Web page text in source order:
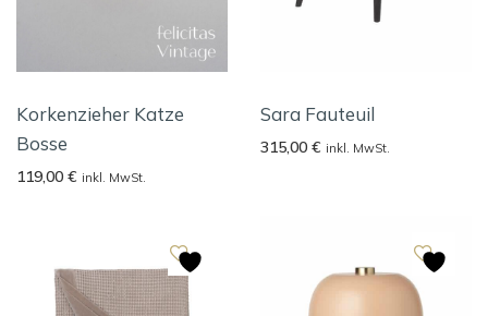
Korkenzieher Katze
Bosse
119,00 € inkl. MwSt.
Sara Fauteuil
315,00 € inkl. MwSt.